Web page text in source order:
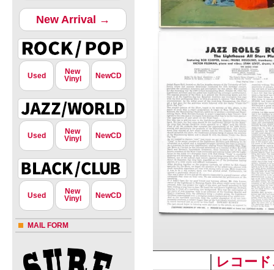
New Arrival →
Used
New
Vinyl
NewCD
Used
New
Vinyl
NewCD
Used
New
Vinyl
NewCD
MAIL FORM
レコー